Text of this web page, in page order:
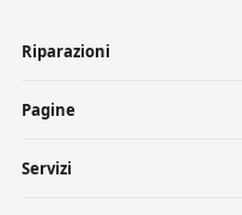
Riparazioni
Pagine
Servizi